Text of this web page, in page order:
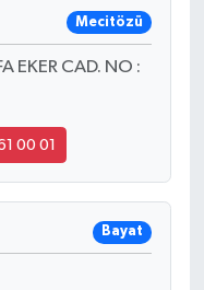
Mecitözü
EKER CAD. NO :
00 01
Bayat